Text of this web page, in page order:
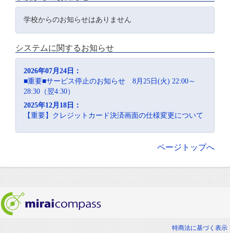
学校からのお知らせはありません
システムに関するお知らせ
2026年07月24日：
■重要■サービス停止のお知らせ 8月25日(火) 22:00～
28:30（翌4:30）
2025年12月18日：
【重要】クレジットカード決済画面の仕様変更について
ページトップへ
特商法に基づく表示